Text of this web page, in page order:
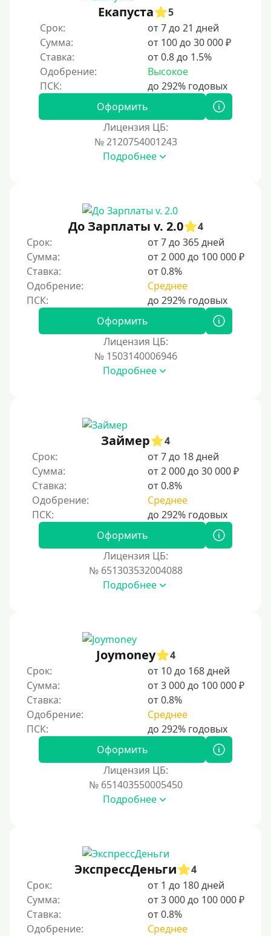
Екапуста
5
Срок:
от 7 до 21 дней
Сумма:
от 100 до 30 000 ₽
Ставка:
от 0.8 до 1.5%
Одобрение:
Высокое
Оформить
Лицензия ЦБ:
№ 2120754001243
Подробнее
До Зарплаты v. 2.0
4
Срок:
от 7 до 365 дней
Сумма:
от 2 000 до 100 000 ₽
Ставка:
от 0.8%
Одобрение:
Среднее
Оформить
Лицензия ЦБ:
№ 1503140006946
Подробнее
Займер
4
Срок:
от 7 до 18 дней
Сумма:
от 2 000 до 30 000 ₽
Ставка:
от 0.8%
Одобрение:
Среднее
Оформить
Лицензия ЦБ:
№ 651303532004088
Подробнее
Joymoney
4
Срок:
от 10 до 168 дней
Сумма:
от 3 000 до 100 000 ₽
Ставка:
от 0.8%
Одобрение:
Среднее
Оформить
Лицензия ЦБ:
№ 651403550005450
Подробнее
ЭкспрессДеньги
4
Срок:
от 1 до 180 дней
Сумма:
от 3 000 до 100 000 ₽
Ставка:
от 0.8%
Одобрение:
Среднее